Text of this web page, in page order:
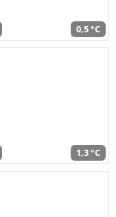
0,5 °C
1,3 °C